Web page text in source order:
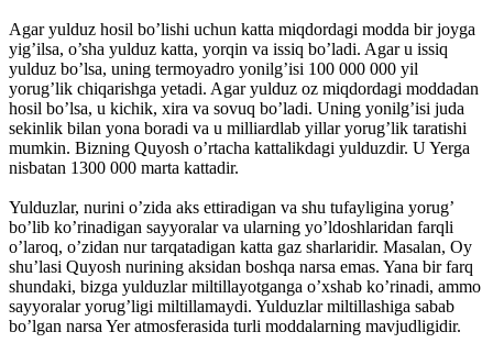
Agar yulduz hosil bo’lishi uchun katta miqdordagi modda bir joyga
yig’ilsa, o’sha yulduz katta, yorqin va issiq bo’ladi. Agar u issiq
yulduz bo’lsa, uning termoyadro yonilg’isi 100 000 000 yil
yorug’lik chiqarishga yetadi. Agar yulduz oz miqdordagi moddadan
hosil bo’lsa, u kichik, xira va sovuq bo’ladi. Uning yonilg’isi juda
sekinlik bilan yona boradi va u milliardlab yillar yorug’lik taratishi
mumkin. Bizning Quyosh o’rtacha kattalikdagi yulduzdir. U Yerga
nisbatan 1300 000 marta kattadir.
Yulduzlar, nurini o’zida aks ettiradigan va shu tufayligina yorug’
bo’lib ko’rinadigan sayyoralar va ularning yo’ldoshlaridan farqli
o’laroq, o’zidan nur tarqatadigan katta gaz sharlaridir. Masalan, Oy
shu’lasi Quyosh nurining aksidan boshqa narsa emas. Yana bir farq
shundaki, bizga yulduzlar miltillayotganga o’xshab ko’rinadi, ammo
sayyoralar yorug’ligi miltillamaydi. Yulduzlar miltillashiga sabab
bo’lgan narsa Yer atmosferasida turli moddalarning mavjudligidir.